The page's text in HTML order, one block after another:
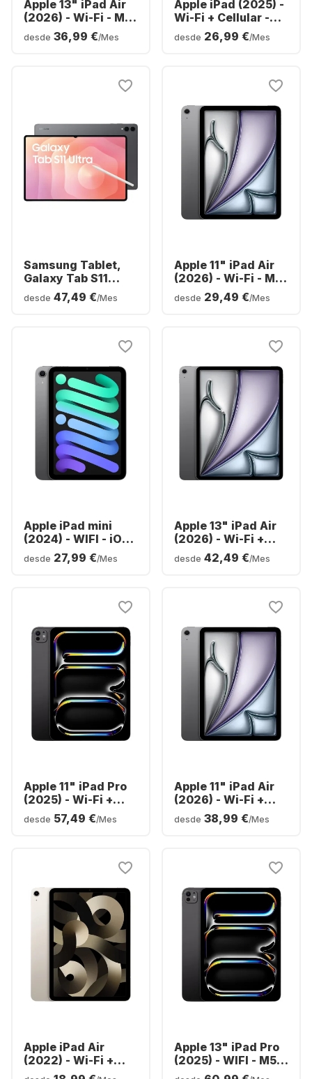
Apple 13" iPad Air
(2026) - Wi-Fi - M4
- 128GB
desde 36,99 €/Mes
Apple iPad (2025) -
Wi-Fi + Cellular -
iOS - 128GB
desde 26,99 €/Mes
Samsung Tablet,
Galaxy Tab S11
Ultra - WIFI -
Android - 256GB
desde 47,49 €/Mes
Apple 11" iPad Air
(2026) - Wi-Fi - M4
- 128GB
desde 29,49 €/Mes
Apple iPad mini
(2024) - WIFI - iOS -
128GB
desde 27,99 €/Mes
Apple 13" iPad Air
(2026) - Wi-Fi +
Cellular - M4 -
128GB
desde 42,49 €/Mes
Apple 11" iPad Pro
(2025) - Wi-Fi +
Cellular - M5 - iOS -
256GB
desde 57,49 €/Mes
Apple 11" iPad Air
(2026) - Wi-Fi +
Cellular - M4 -
128GB
desde 38,99 €/Mes
Apple iPad Air
(2022) - Wi-Fi +
Cellular - 64GB
Apple 13" iPad Pro
(2025) - WIFI - M5 -
iOS - 256GB